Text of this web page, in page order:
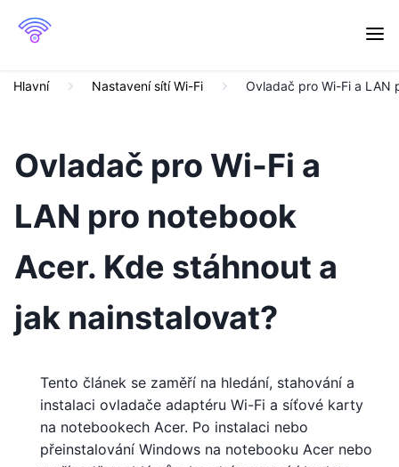
Hlavní Nastavení sítí Wi-Fi Ovladač pro Wi-Fi a LAN
Ovladač pro Wi-Fi a
LAN pro notebook
Acer. Kde stáhnout a
jak nainstalovat?
Tento článek se zaměří na hledání, stahování a
instalaci ovladače adaptéru Wi-Fi a síťové karty
na notebookech Acer. Po instalaci nebo
přeinstalování Windows na notebooku Acer nebo